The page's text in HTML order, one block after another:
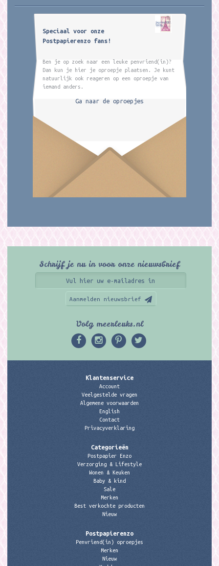
Speciaal voor onze
Postpapierenzo fans!
Ben je op zoek naar een leuke penvriend(in)?
Dan kun je hier je oproepje plaatsen. Je kunt
natuurlijk ook reageren op een oproepje van
iemand anders.
Ga naar de oproepjes
Schrijf je nu in voor onze nieuwsbrief
Aanmelden nieuwsbrief
Volg meerleuks.nl
Klantenservice
Account
Veelgestelde vragen
Algemene voorwaarden
English
Contact
Privacyverklaring
Categorieën
Postpapier Enzo
Verzorging & Lifestyle
Wonen & Keuken
Baby & kind
Sale
Merken
Best verkochte producten
Nieuw
Postpapierenzo
Penvriend(in) oproepjes
Merken
Nieuw